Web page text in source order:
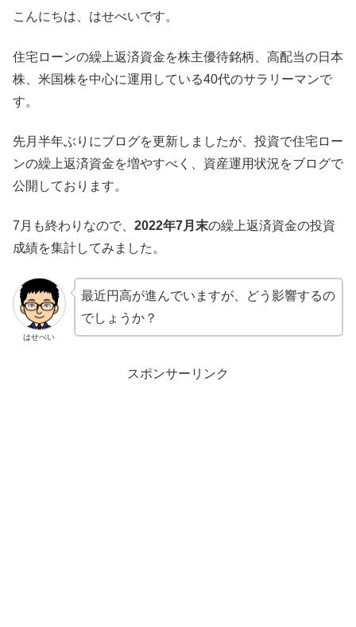
こんにちは、はせべいです。
住宅ローンの繰上返済資金を株主優待銘柄、高配当の日本
株、米国株を中心に運用している40代のサラリーマンで
す。
先月半年ぶりにブログを更新しましたが、投資で住宅ロー
ンの繰上返済資金を増やすべく、資産運用状況をブログで
公開しております。
7月も終わりなので、 2022年7月末の繰上返済資金の投資
成績を集計してみました。
はせべい
最近円高が進んでいますが、どう影響するの
でしょうか？
スポンサーリンク